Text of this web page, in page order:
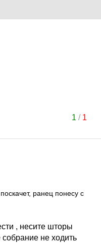
1 / 1
ранец понесу с
, несите шторы
не ходить